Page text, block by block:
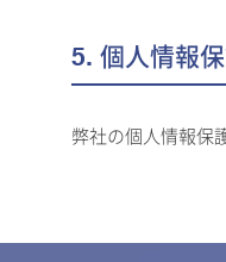
5. 個人情報
弊社の個人情報保